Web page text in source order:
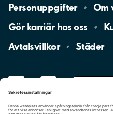
Personuppgifter Om
Gör karriär hososs
Avtalsvillkor
Städer